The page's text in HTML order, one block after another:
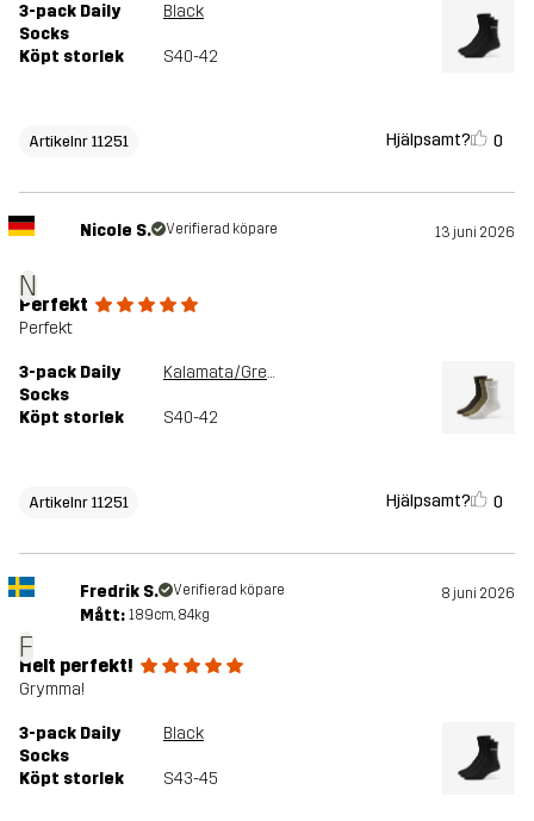
3-pack Daily
Socks
Black
Köpt storlek S40-42
Artikelnr 11251 Hjälpsamt? 0
N
Nicole S. Verifierad köpare 13 juni 2026
Perfekt
Perfekt
3-pack Daily
Socks
Kalamata/Grey Melange
Köpt storlek S40-42
Artikelnr 11251 Hjälpsamt? 0
F
Fredrik S. Verifierad köpare 8 juni 2026
Mått: 189cm, 84kg
Helt perfekt!
Grymma!
3-pack Daily
Socks
Black
Köpt storlek S43-45